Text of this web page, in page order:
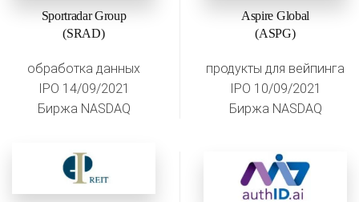
Sportradar Group
(SRAD)
обработка данных
IPO 14/09/2021
Биржа NASDAQ
Aspire Global
(ASPG)
продукты для вейпинга
IPO 10/09/2021
Биржа NASDAQ